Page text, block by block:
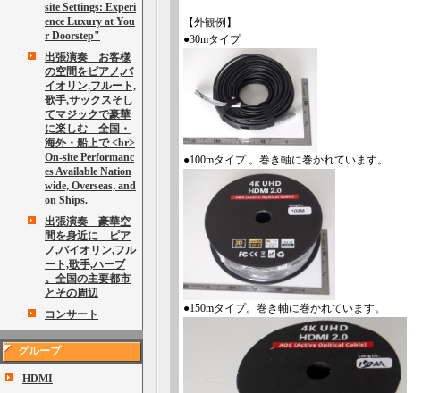
site Settings: Experi
ence Luxury at You
r Doorstep"
出張演奏 お客様
の空間をピアノ,バ
イオリン,フルート,
歌手,サックスそし
てマジックで豪華
に楽しむ 全国・
海外・船上で <br>
On-site Performanc
es Available Nation
wide, Overseas, and
on Ships.
出張演奏 豪華空
間を身近に ピア
ノ,バイオリン,フル
ート,歌手,ハーブ
。全国の主要都市
とその周辺
コンサート
グループ
HDMI
【外観例】
●30mタイプ
●100mタイプ 。巻き軸に巻かれています。
●150mタイプ。巻き軸に巻かれています。